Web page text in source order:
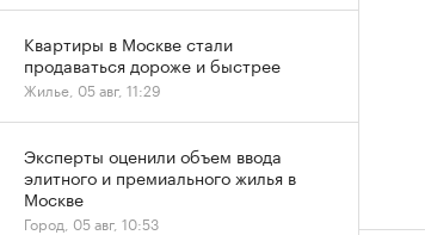
Квартиры в Москве стали
продаваться дороже и быстрее
Жилье, 05 авг, 11:29
Эксперты оценили объем ввода
элитного и премиального жилья в
Москве
Город, 05 авг, 10:53